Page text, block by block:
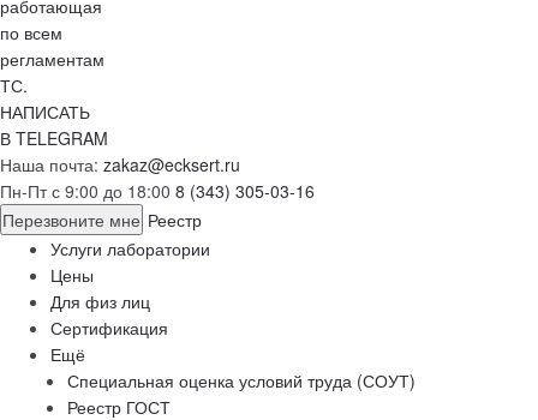
НАПИСАТЬ
В TELEGRAM
Наша почта: zakaz@ecksert.ru
Пн-Пт с 9:00 до 18:00 8 (343) 305-03-16
Перезвоните мне Реестр
Услуги лаборатории
Цены
Для физ лиц
Сертификация
Ещё
Специальная оценка условий труда (СОУТ)
Реестр ГОСТ